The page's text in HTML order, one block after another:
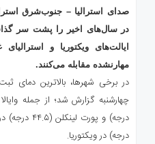
صدای استرالیا – جنوب‌شرق
در سال‌های اخیر را پشت سر
ایالت‌های ویکتوریا و
مهار‌نشده مقابله می‌کنند.
در برخی شهرها، بالاترین دمای
درجه) در ویکتوریا.